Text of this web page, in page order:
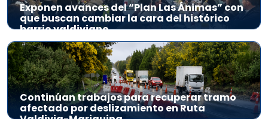
Exponen avances del “Plan Las Ánimas” con
que buscan cambiar la cara del histórico
barrio valdiviano
Continúan trabajos para recuperar tramo
afectado por deslizamiento en Ruta
Valdivia-Mariquina